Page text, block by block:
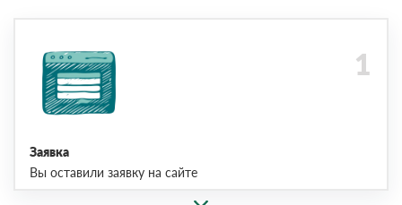
Заявка
Вы оставили заявку на сайте